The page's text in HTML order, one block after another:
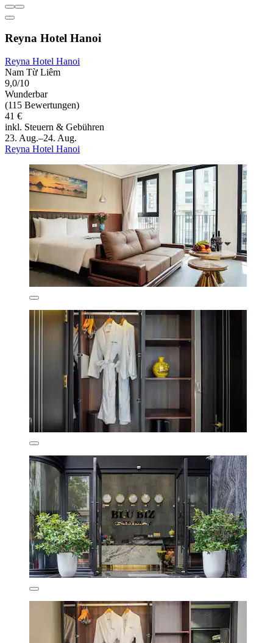
Reyna Hotel Hanoi
Reyna Hotel Hanoi
Nam Từ Liêm
9,0/10
Wunderbar
(115 Bewertungen)
41 €
inkl. Steuern & Gebühren
23. Aug.–24. Aug.
Reyna Hotel Hanoi